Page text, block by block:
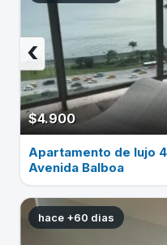
$4.900
‹
Apartamento de lujo
Avenida Balboa
hace +60 dias